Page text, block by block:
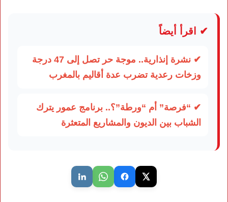
✔ اقرأ أيضاً
✔ نشرة إنذارية.. موجة حر تصل إلى 47 درجة
وزخات رعدية تضرب عدة أقاليم بالمغرب
✔ “فرصة” أم “ورطة”؟.. برنامج عمور يترك
الشباب بين الديون والمشاريع المتعثرة